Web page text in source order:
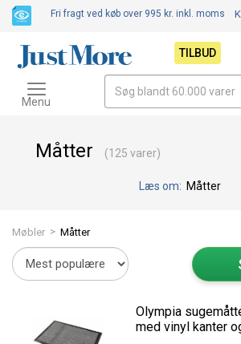
Måtter (125 varer)
Læs om: Måtter
Møbler > Måtter
Olympia
med vinyl kanter
Fri fragt ved køb over 995 kr. inkl. moms
TILBUD
Toggle
navigation
Menu